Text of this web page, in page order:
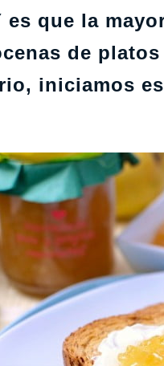
es que la
de
iniciamos